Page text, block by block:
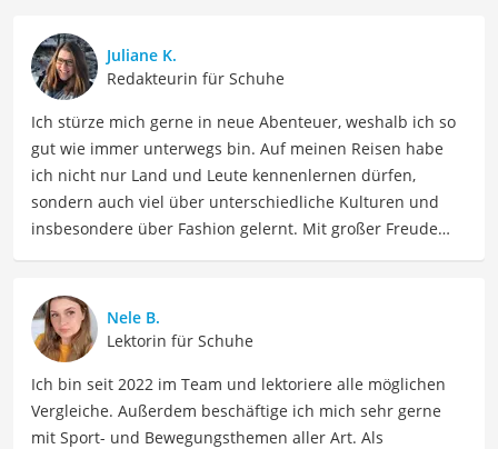
Juliane K.
Redakteurin für Schuhe
Ich stürze mich gerne in neue Abenteuer, weshalb ich so
gut wie immer unterwegs bin. Auf meinen Reisen habe
ich nicht nur Land und Leute kennenlernen dürfen,
sondern auch viel über unterschiedliche Kulturen und
insbesondere über Fashion gelernt. Mit großer Freude
teilen. Meine Beiträge umfassen Modetrends,
Stylingtipps, Produktbewertungen und Modeinspirationen
für verschiedene Anlässe.
Nele B.
Lektorin für Schuhe
Ich bin seit 2022 im Team und lektoriere alle möglichen
Vergleiche. Außerdem beschäftige ich mich sehr gerne
mit Sport- und Bewegungsthemen aller Art. Als